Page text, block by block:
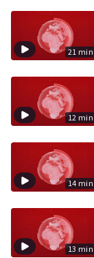
21 min
12 min
14 min
13 min